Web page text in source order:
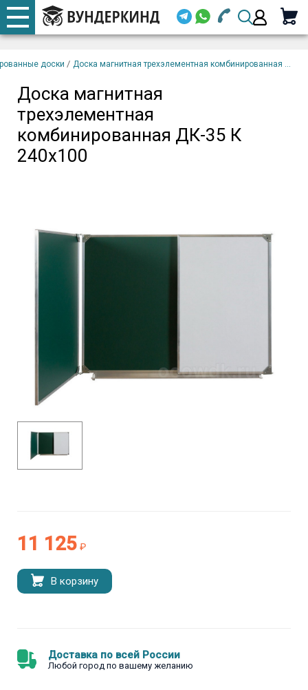
+7 920 668-08-98
+7 920 668-08-98
Email
трехэлементная
комбинированная ДК-35
корзину
доски / Доска магнитная трехэлементная комбинированная ...
Доска магнитная
трехэлементная
комбинированная ДК-35 К
240х100
11 125 ₽
В корзину
Доставка по всей России
Любой город по вашему желанию